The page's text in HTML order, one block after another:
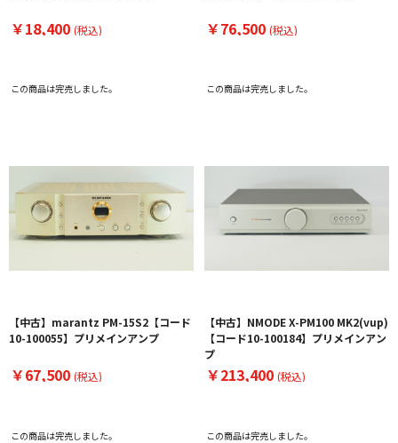
￥18,400 (税込)
この商品は完売しました。
￥76,500 (税込)
この商品は完売しました。
【中古】marantz PM-15S2【コード
10-100055】プリメインアンプ
￥67,500 (税込)
この商品は完売しました。
【中古】NMODE X-PM100 MK2(vup)
【コード10-100184】プリメインアン
プ
￥213,400 (税込)
この商品は完売しました。